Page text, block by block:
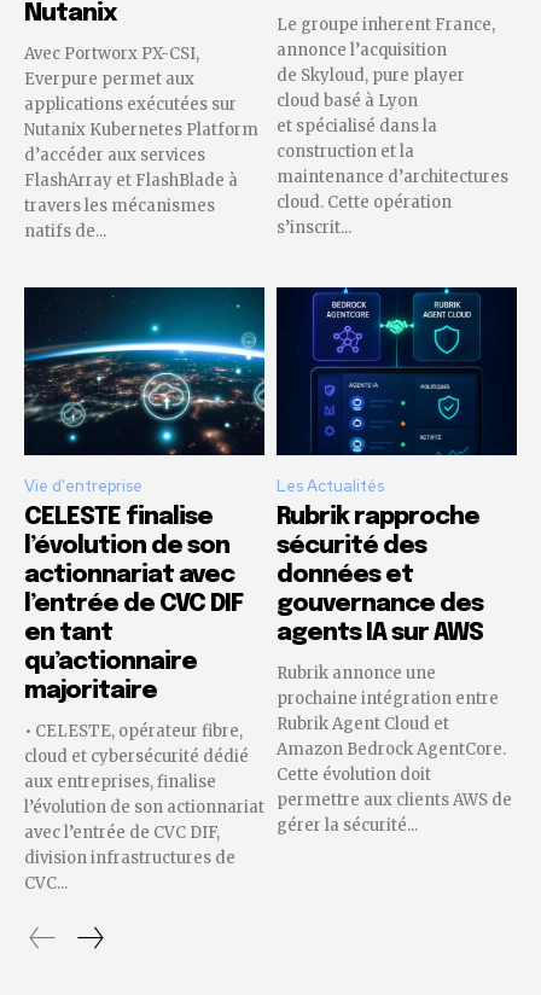
Nutanix
Avec Portworx PX-CSI,
Everpure permet aux
applications exécutées sur
Nutanix Kubernetes Platform
d’accéder aux services
FlashArray et FlashBlade à
travers les mécanismes
natifs de...
Le groupe inherent France,
annonce l’acquisition
de Skyloud, pure player
cloud basé à Lyon
et spécialisé dans la
construction et la
maintenance d’architectures
cloud. Cette opération
s’inscrit...
Vie d'entreprise
CELESTE finalise
l’évolution de son
actionnariat avec
l’entrée de CVC DIF
en tant
qu’actionnaire
majoritaire
• CELESTE, opérateur fibre,
cloud et cybersécurité dédié
aux entreprises, finalise
l’évolution de son actionnariat
avec l’entrée de CVC DIF,
division infrastructures de
CVC...
Les Actualités
Rubrik rapproche
sécurité des
données et
gouvernance des
agents IA sur AWS
Rubrik annonce une
prochaine intégration entre
Rubrik Agent Cloud et
Amazon Bedrock AgentCore.
Cette évolution doit
permettre aux clients AWS de
gérer la sécurité...